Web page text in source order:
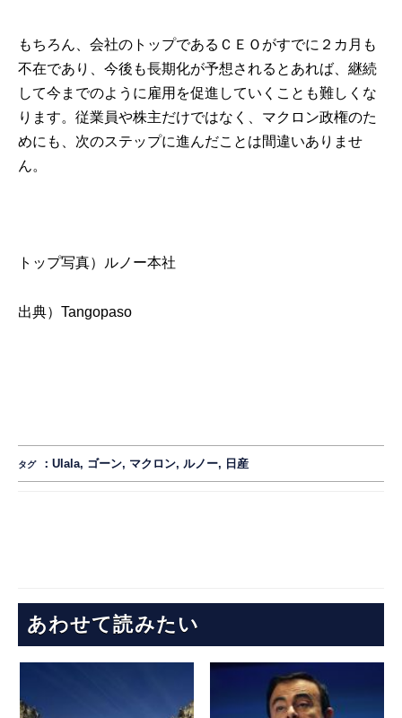
もちろん、会社のトップであるＣＥＯがすでに２カ月も
不在であり、今後も長期化が予想されるとあれば、継続
して今までのように雇用を促進していくことも難しくな
ります。従業員や株主だけではなく、マクロン政権のた
めにも、次のステップに進んだことは間違いありませ
ん。
トップ写真）ルノー本社
出典）Tangopaso
タグ ：Ulala, ゴーン, マクロン,ルノー, 日産
あわせて読みたい